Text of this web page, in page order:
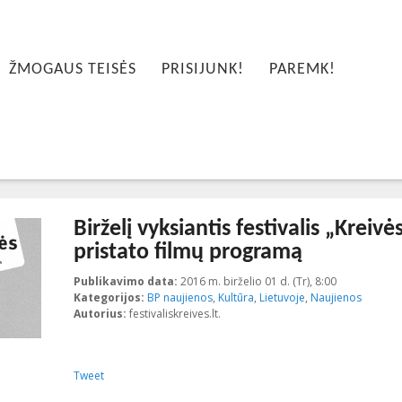
ŽMOGAUS TEISĖS PRISIJUNK! PAREMK!
Birželį vyksiantis festivalis
pristato filmų programą
Publikavimo data: 2016 m. birželio 01 d. (Tr), 8:00
Kategorijos: BP naujienos, Kultūra, Lietuvoje, Naujienos
Autorius: festivaliskreives.lt.
Tweet